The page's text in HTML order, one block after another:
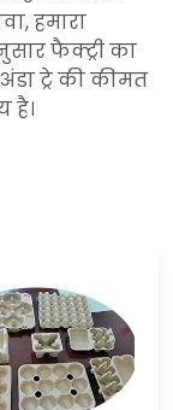
हमारा
फैक्ट्री का
ट्रे की कीमत
है।